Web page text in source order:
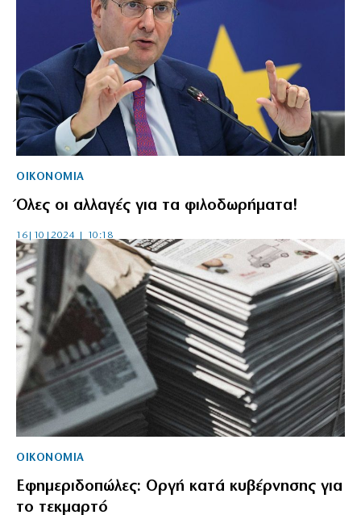
ΟΙΚΟΝΟΜΙΑ
Όλες οι αλλαγές για τα φιλοδωρήματα!
16|10|2024 | 10:18
ΟΙΚΟΝΟΜΙΑ
Εφημεριδοπώλες: Οργή κατά κυβέρνησης για
το τεκμαρτό